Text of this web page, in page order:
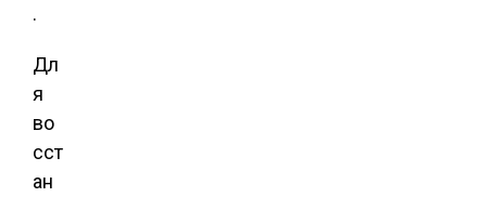
.
Дл
я
во
сст
ан